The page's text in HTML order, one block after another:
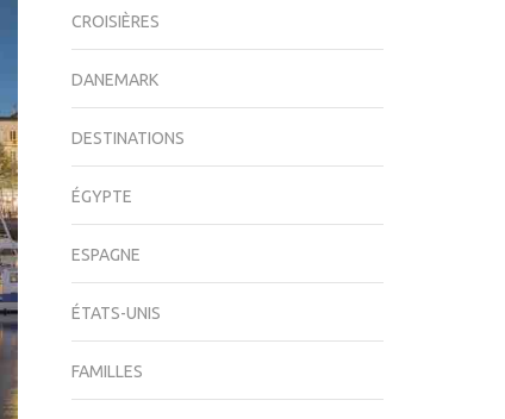
CROISIÈRES
DANEMARK
DESTINATIONS
ÉGYPTE
ESPAGNE
ÉTATS-UNIS
FAMILLES